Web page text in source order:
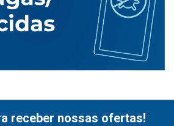
receber nossas ofertas!